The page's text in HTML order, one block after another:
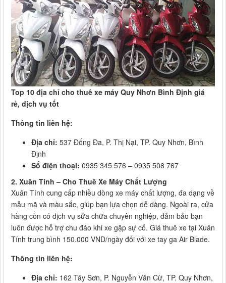
Top 10 địa chỉ cho thuê xe máy Quy Nhơn Bình Định giá
rẻ, dịch vụ tốt
Thông tin liên hệ:
Địa chỉ: 537 Đống Đa, P. Thị Nại, TP. Quy Nhơn, Bình
Định
Số điện thoại: 0935 345 576 – 0935 508 767
2. Xuân Tính – Cho Thuê Xe Máy Chất Lượng
Xuân Tính cung cấp nhiều dòng xe máy chất lượng, đa dạng về
mẫu mã và màu sắc, giúp bạn lựa chọn dễ dàng. Ngoài ra, cửa
hàng còn có dịch vụ sửa chữa chuyên nghiệp, đảm bảo bạn
luôn được hỗ trợ chu đáo khi xe gặp sự cố. Giá thuê xe tại Xuân
Tính trung bình 150.000 VND/ngày đối với xe tay ga Air Blade.
Thông tin liên hệ:
Địa chỉ: 162 Tây Sơn, P. Nguyễn Văn Cừ, TP. Quy Nhơn,